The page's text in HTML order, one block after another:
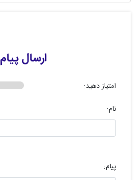
ارسال پیام
امتیاز دهید:
نام:
پیام: